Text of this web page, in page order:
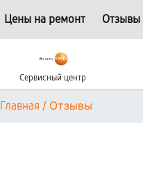
Цены на ремонт Отзывы
Сервисный центр
Главная / Отзывы